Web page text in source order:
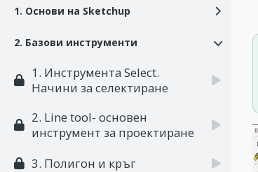
1. Основи на Sketchup
2. Базови инструменти
1. Инструмента Select.
Начини за селектиране
2. Line tool- основен
инструмент за проектиране
3. Полигон и кръг